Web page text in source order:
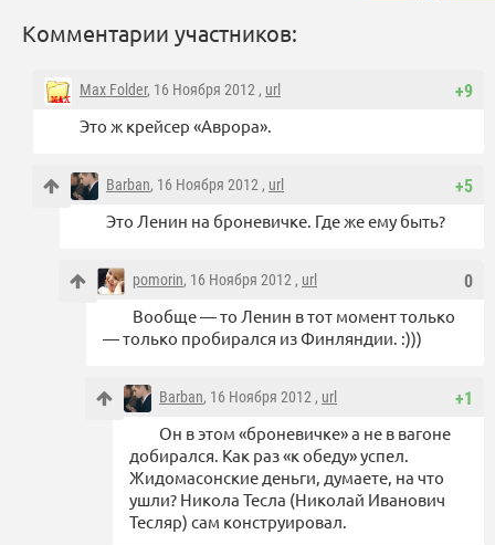
Комментарии участников:
+9
Max Folder, 16 Ноября 2012 , url
Это ж крейсер «Аврора».
+5
Barban, 16 Ноября 2012 , url
Это Ленин на броневичке. Где же ему быть?
0
pomorin, 16 Ноября 2012 , url
Вообще — то Ленин в тот момент только
— только пробирался из Финляндии. :)))
+1
Barban, 16 Ноября 2012 , url
Он в этом «броневичке» а не в вагоне
добирался. Как раз «к обеду» успел.
Жидомасонские деньги, думаете, на что
ушли? Никола Тесла (Николай Иванович
Тесляр) сам конструировал.